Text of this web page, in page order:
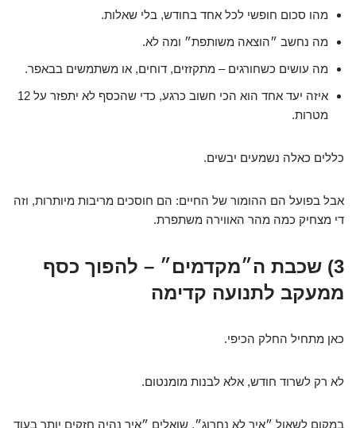
מהו סכום חופשי לכל אחד בחודש, בלי שאלות.
מה נחשב ״הוצאה משותפת״ ומה לא.
מה עושים כשחורגים – מתקזזים, דוחים, או משתמשים בבאפר.
איזה יעד אחד הוא הכי חשוב כרגע, כדי שהכסף לא יתפזר על 12
מטרות.
כללים כאלה נשמעים יבשים.
אבל בפועל הם ההומור של החיים: הם חוסכים מריבות מיותרות, וזה
די מצחיק כמה מהר האווירה משתפרת.
3) שכבת ה״מקדמים״ – להפוך כסף
ממעקב לתנועה קדימה
כאן מתחיל החלק הכיפי.
לא רק לשרוד חודש, אלא לבנות מומנטום.
במקום לשאול ״איך לא נחרוג״, שואלים ״איך נהיה חזקים יותר בעוד